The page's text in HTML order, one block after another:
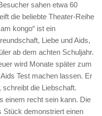
sahen etwa 60
die beliebte Theater-Reihe
kongo“ ist ein
Liebe und Aids,
ab dem achten Schuljahr.
wird Monate später zum
Test machen lassen. Er
schreibt die Liebschaft.
einem recht sein kann. Die
demonstriert einen